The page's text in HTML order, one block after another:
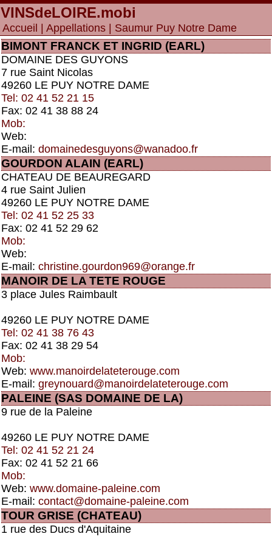
VINSdeLOIRE.mobi
Accueil Appellations | Saumur Puy Notre Dame
BIMONT FRANCK ET INGRID (EARL)
DOMAINE DES GUYONS
7 rue Saint Nicolas
49260 LE PUY NOTRE DAME
Tel: 02 41 52 21 15
Fax: 02 41 38 88 24
Mob:
Web:
E-mail: domainedesguyons@wanadoo.fr
GOURDON ALAIN (EARL)
CHATEAU DE BEAUREGARD
4 rue Saint Julien
49260 LE PUY NOTRE DAME
Tel: 02 41 52 25 33
Fax: 02 41 52 29 62
Mob:
Web:
E-mail: christine.gourdon969@orange.fr
MANOIR DE LA TETE ROUGE
3 place Jules Raimbault
49260 LE PUY NOTRE DAME
Tel: 02 41 38 76 43
Fax: 02 41 38 29 54
Mob:
Web: www.manoirdelateterouge.com
E-mail: greynouard@manoirdelateterouge.com
PALEINE (SAS DOMAINE DE LA)
9 rue de la Paleine
49260 LE PUY NOTRE DAME
Tel: 02 41 52 21 24
Fax: 02 41 52 21 66
Mob:
Web: www.domaine-paleine.com
E-mail: contact@domaine-paleine.com
TOUR GRISE (CHATEAU)
1 rue des Ducs d'Aquitaine